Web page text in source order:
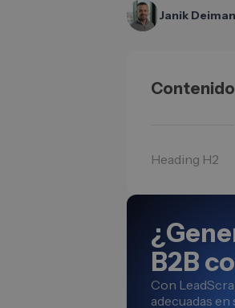
Janik
Contenido
Heading H2
B2B
Con
adecuadas en